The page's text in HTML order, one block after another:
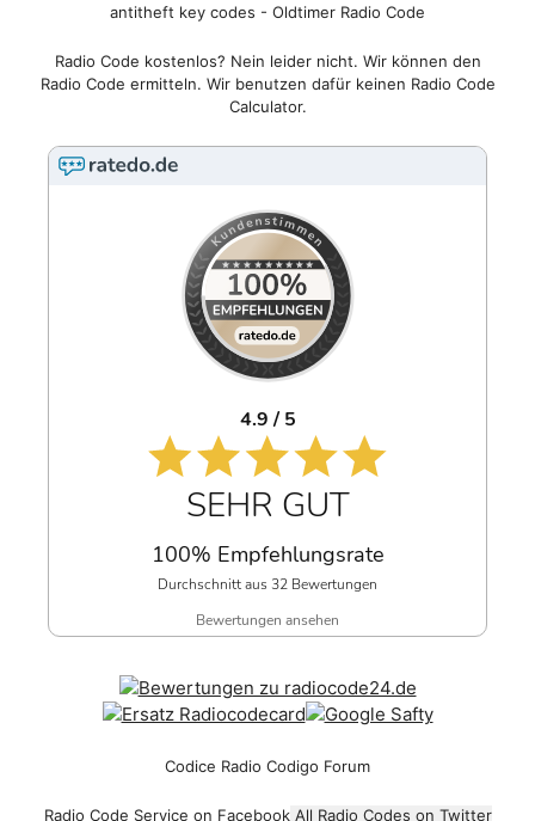
antitheft key codes - Oldtimer Radio Code
Radio Code kostenlos? Nein leider nicht. Wir können den
Radio Code ermitteln. Wir benutzen dafür keinen Radio Code
Calculator.
4.9 / 5
SEHR GUT
100% Empfehlungsrate
Durchschnitt aus 32 Bewertungen
Bewertungen ansehen
Codice Radio Codigo Forum
Radio Code Service on Facebook All Radio Codes on Twitter